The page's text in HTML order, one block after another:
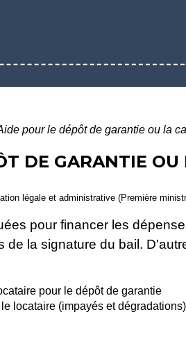
pour le dépôt de garantie ou la
DE GARANTIE
légale et administrative (Première
pour financer les
de la signature du bail.
pour le dépôt de garantie
locataire (impayés et dégradations)